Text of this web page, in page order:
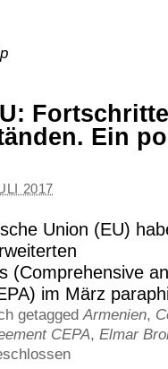
Ein
2017
Union (EU)
(Comprehensive
im März
getaggedArmenien,
CEPA, Elmar